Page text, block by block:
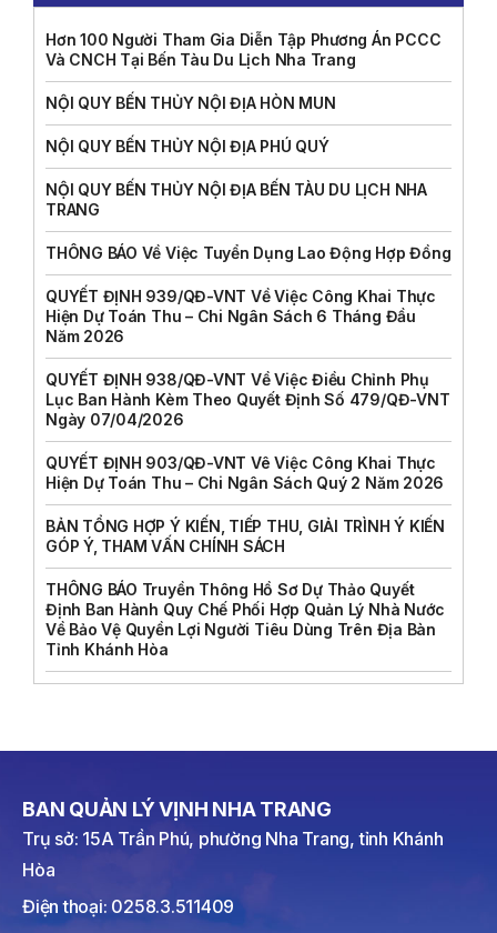
Hơn 100 Người Tham Gia Diễn Tập Phương Án PCCC
Và CNCH Tại Bến Tàu Du Lịch Nha Trang
NỘI QUY BẾN THỦY NỘI ĐỊA HÒN MUN
NỘI QUY BẾN THỦY NỘI ĐỊA PHÚ QUÝ
NỘI QUY BẾN THỦY NỘI ĐỊA BẾN TÀU DU LỊCH NHA
TRANG
THÔNG BÁO Về Việc Tuyển Dụng Lao Động Hợp Đồng
QUYẾT ĐỊNH 939/QĐ-VNT Về Việc Công Khai Thực
Hiện Dự Toán Thu – Chi Ngân Sách 6 Tháng Đầu
Năm 2026
QUYẾT ĐỊNH 938/QĐ-VNT Về Việc Điều Chỉnh Phụ
Lục Ban Hành Kèm Theo Quyết Định Số 479/QĐ-VNT
Ngày 07/04/2026
QUYẾT ĐỊNH 903/QĐ-VNT Vê Việc Công Khai Thực
Hiện Dự Toán Thu – Chi Ngân Sách Quý 2 Năm 2026
BẢN TỔNG HỢP Ý KIẾN, TIẾP THU, GIẢI TRÌNH Ý KIẾN
GÓP Ý, THAM VẤN CHÍNH SÁCH
THÔNG BÁO Truyền Thông Hồ Sơ Dự Thảo Quyết
Định Ban Hành Quy Chế Phối Hợp Quản Lý Nhà Nước
Về Bảo Vệ Quyền Lợi Người Tiêu Dùng Trên Địa Bàn
Tỉnh Khánh Hòa
BAN QUẢN LÝ VỊNH NHA TRANG
Trụ sở: 15A Trần Phú, phường Nha Trang, tỉnh Khánh
Hòa
Điện thoại: 0258.3.511409